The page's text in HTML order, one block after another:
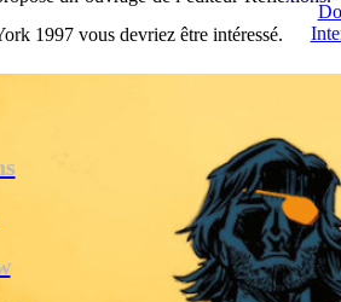
1997 vous devriez être intéressé.